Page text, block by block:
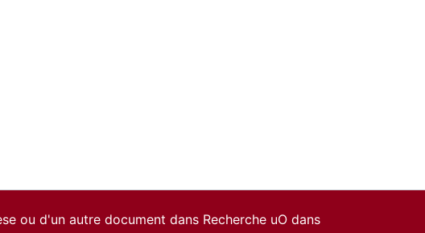
ou d'un autre document dans Recherche uO dans